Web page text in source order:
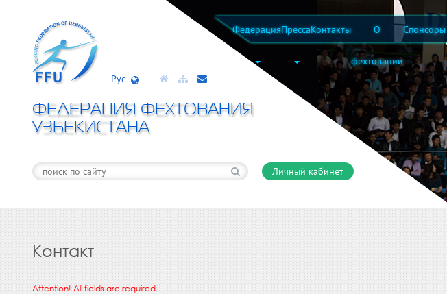
ФедерацияПрессаКонтакты О
фехтовании
Спонсоры
Рус
ФЕДЕРАЦИЯ ФЕХТОВАНИЯ
УЗБЕКИСТАНА
Личный кабинет
Контакт
Attention! All fields are required